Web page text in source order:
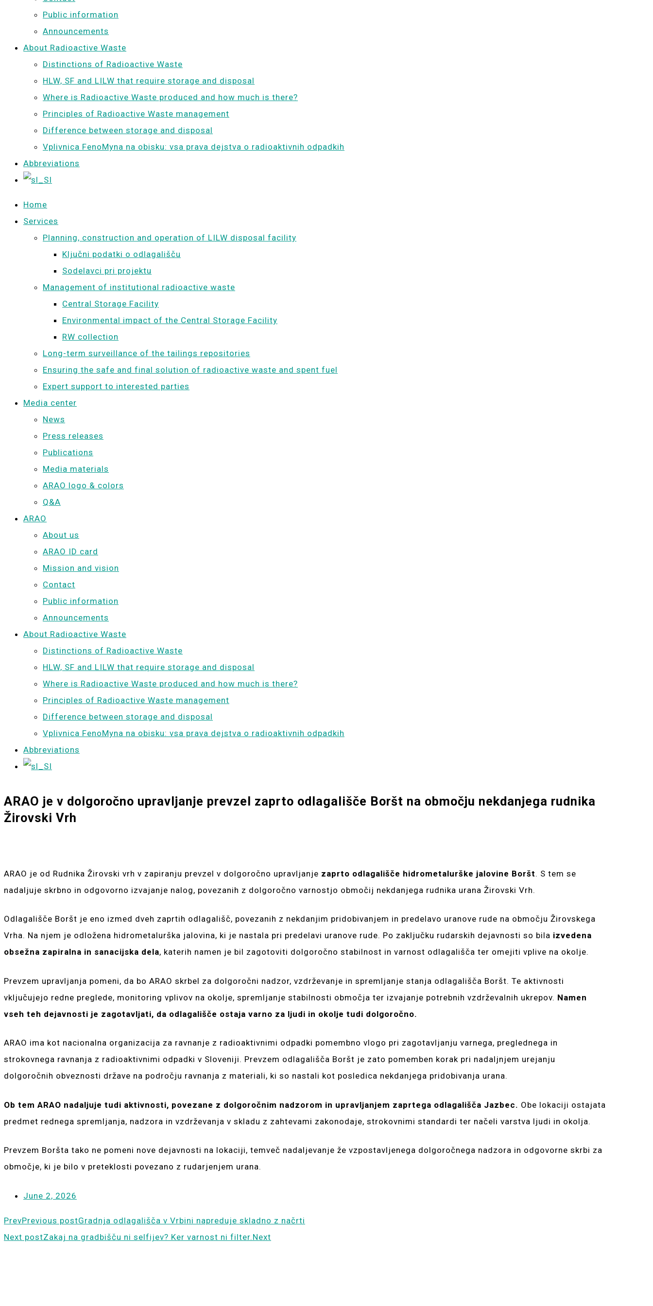
Public information
Announcements
About Radioactive Waste
Distinctions of Radioactive Waste
HLW, SF and LILW that require storage and disposal
Where is Radioactive Waste produced and how much is there?
Principles of Radioactive Waste management
Difference between storage and disposal
Vplivnica FenoMyna na obisku: vsa prava dejstva o radioaktivnih odpadkih
Abbreviations
Home
Services
Planning, construction and operation of LILW disposal facility
Ključni podatki o odlagališču
Sodelavci pri projektu
Management of institutional radioactive waste
Central Storage Facility
Environmental impact of the Central Storage Facility
RW collection
Long-term surveillance of the tailings repositories
Ensuring the safe and final solution of radioactive waste and spent fuel
Expert support to interested parties
Media center
News
Press releases
Publications
Media materials
ARAO logo & colors
Q&A
ARAO
About us
ARAO ID card
Mission and vision
Contact
Public information
Announcements
About Radioactive Waste
Distinctions of Radioactive Waste
HLW, SF and LILW that require storage and disposal
Where is Radioactive Waste produced and how much is there?
Principles of Radioactive Waste management
Difference between storage and disposal
Vplivnica FenoMyna na obisku: vsa prava dejstva o radioaktivnih odpadkih
Abbreviations
ARAO je v dolgoročno upravljanje prevzel zaprto odlagališče Boršt na območju nekdanjega rudnika
Žirovski Vrh
ARAO je od Rudnika Žirovski vrh v zapiranju prevzel v dolgoročno upravljanje zaprto odlagališče hidrometalurške jalovine Boršt. S tem se
nadaljuje skrbno in odgovorno izvajanje nalog, povezanih z dolgoročno varnostjo območij nekdanjega rudnika urana Žirovski Vrh.
Odlagališče Boršt je eno izmed dveh zaprtih odlagališč, povezanih z nekdanjim pridobivanjem in predelavo uranove rude na območju Žirovskega
Vrha. Na njem je odložena hidrometalurška jalovina, ki je nastala pri predelavi uranove rude. Po zaključku rudarskih dejavnosti so bila izvedena
obsežna zapiralna in sanacijska dela, katerih namen je bil zagotoviti dolgoročno stabilnost in varnost odlagališča ter omejiti vplive na okolje.
Prevzem upravljanja pomeni, da bo ARAO skrbel za dolgoročni nadzor, vzdrževanje in spremljanje stanja odlagališča Boršt. Te aktivnosti
vključujejo redne preglede, monitoring vplivov na okolje, spremljanje stabilnosti območja ter izvajanje potrebnih vzdrževalnih ukrepov. Namen
vseh teh dejavnosti je zagotavljati, da odlagališče ostaja varno za ljudi in okolje tudi dolgoročno.
ARAO ima kot nacionalna organizacija za ravnanje z radioaktivnimi odpadki pomembno vlogo pri zagotavljanju varnega, preglednega in
strokovnega ravnanja z radioaktivnimi odpadki v Sloveniji. Prevzem odlagališča Boršt je zato pomemben korak pri nadaljnjem urejanju
dolgoročnih obveznosti države na področju ravnanja z materiali, ki so nastali kot posledica nekdanjega pridobivanja urana.
Ob tem ARAO nadaljuje tudi aktivnosti, povezane z dolgoročnim nadzorom in upravljanjem zaprtega odlagališča Jazbec. Obe lokaciji ostajata
predmet rednega spremljanja, nadzora in vzdrževanja v skladu z zahtevami zakonodaje, strokovnimi standardi ter načeli varstva ljudi in okolja.
Prevzem Boršta tako ne pomeni nove dejavnosti na lokaciji, temveč nadaljevanje že vzpostavljenega dolgoročnega nadzora in odgovorne skrbi za
območje, ki je bilo v preteklosti povezano z rudarjenjem urana.
June 2, 2026
PrevPrevious postGradnja odlagališča v Vrbini napreduje skladno z načrti
Next postZakaj na gradbišču ni selfijev? Ker varnost ni filter. Next